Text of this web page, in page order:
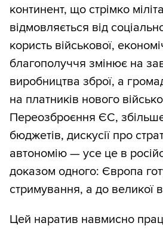
континент, що стрімко
відмовляється від
користь військової,
благополуччя змінює на
виробництва зброї, а
на платників нового
Переозброєння ЄС,
бюджетів, дискусії про
автономію — усе це в
доказом одного: Європа
стримування, а до великої
Цей наратив навмисно